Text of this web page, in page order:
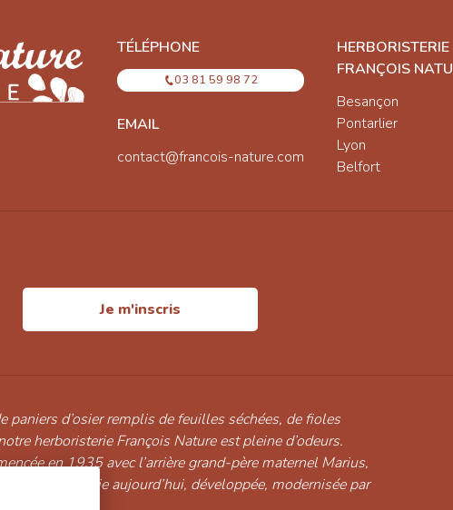
TÉLÉPHONE
03 81 59 98 72
EMAIL
contact@francois-nature.com
HERBORISTERIE
FRANÇOIS
Besançon
Pontarlier
Lyon
Belfort
Je m'inscris
paniers d’osier remplis de feuilles séchées, de fioles
herboristerie François Nature est pleine d’odeurs.
en 1935 avec l’arrière grand-père maternel Marius,
et poursuivie aujourd’hui, développée, modernisée par